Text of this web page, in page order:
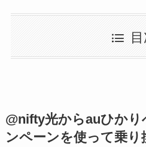
@nifty光からauひかり
ンペーンを使って乗